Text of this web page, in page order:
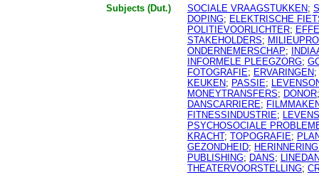
Subjects (Dut.) SOCIALE VRAAGSTUKKEN;
DOPING; ELEKTRISCHE
POLITIEVOORLICHTER;
STAKEHOLDERS;
ONDERNEMERSCHAP;
INFORMELE PLEEGZORG;
FOTOGRAFIE; ERVARINGEN;
KEUKEN; PASSIE;
MONEYTRANSFERS; DONOR
DANSCARRIERE;
FITNESSINDUSTRIE;
PSYCHOSOCIALE
KRACHT; TOPOGRAFIE;
GEZONDHEID;
PUBLISHING; DANS;
THEATERVOORSTELLING;